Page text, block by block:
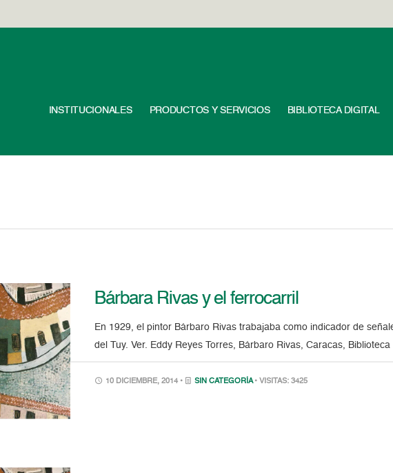
INSTITUCIONALES PRODUCTOS Y SERVICIOS BIBLIOTECA DIGITAL
Bárbara Rivas y el ferrocarril
En 1929, el pintor Bárbaro Rivas trabajaba como indicador de
del Tuy. Ver. Eddy Reyes Torres, Bárbaro Rivas, Caracas,
10 DICIEMBRE, 2014 • SIN CATEGORÍA • VISITAS: 3425